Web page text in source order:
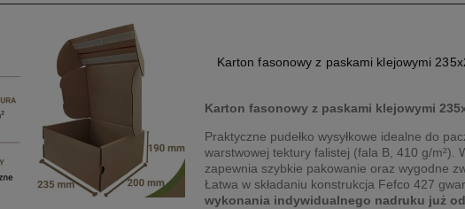
Karton fasonowy z paskami klejowymi
Karton fasonowy z paskami klejowymi
Praktyczne pudełko wysyłkowe idealne do
warstwowej tektury falistej (fala B, 410 g/m²).
zapewnia szybkie pakowanie oraz wygodne
Łatwa w składaniu konstrukcja Fefco 427
wykonania indywidualnego nadruku już